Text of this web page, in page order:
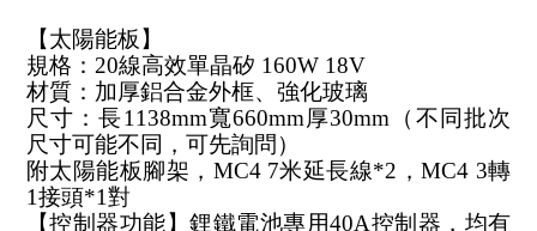
【太陽能板】
規格：20線高效單晶矽 160W 18V
材質：加厚鋁合金外框、強化玻璃
尺寸：長1138mm寬660mm厚30mm（不同批次
尺寸可能不同，可先詢問）
附太陽能板腳架，MC4 7米延長線*2，MC4 3轉
1接頭*1對
【控制器功能】鋰鐵電池專用40A控制器，均有